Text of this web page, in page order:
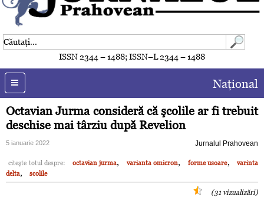
ISSN 2344 – 1488; ISSN–L 2344 – 1488
Naţional
Octavian Jurma consideră că şcolile ar fi trebuit
deschise mai târziu după Revelion
5 ianuarie 2022 Jurnalul Prahovean
citeşte totul despre: octavian jurma, varianta omicron, forme usoare,
varinta
delta, scolile
(31 vizualizări)